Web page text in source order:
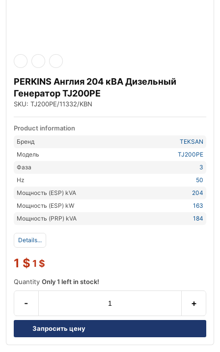
PERKINS Англия 204 кВА Дизельный
Генератор TJ200PE
SKU: TJ200PE/11332/KBN
Product information
Бренд
TEKSAN
Модель
TJ200PE
Фаза
3
Hz
50
Мощность (ESP) kVA
204
Мощность (ESP) kW
163
Мощность (PRP) kVA
184
Details...
1 $ 1 $
Quantity Only 1 left in stock!
- +
Запросить цену